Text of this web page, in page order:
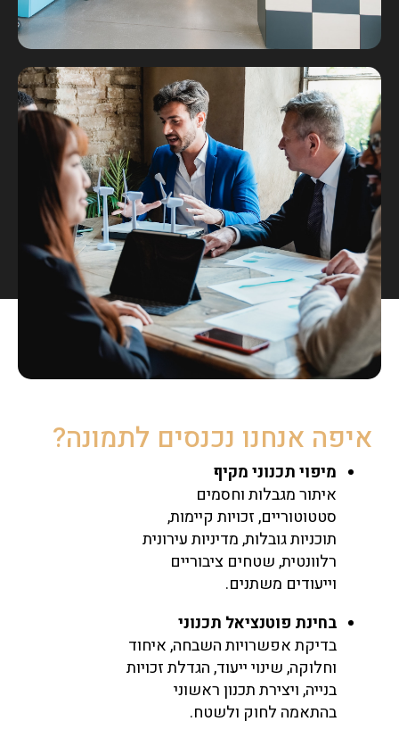
איפה אנחנו נכנסים לתמונה?
מיפוי תכנוני מקיף
איתור מגבלות וחסמים
סטטוטוריים, זכויות קיימות,
תוכניות גובלות, מדיניות עירונית
רלוונטית, שטחים ציבוריים
וייעודים משתנים.
בחינת פוטנציאל תכנוני
בדיקת אפשרויות השבחה, איחוד
וחלוקה, שינוי ייעוד, הגדלת זכויות
בנייה, ויצירת תכנון ראשוני
בהתאמה לחוק ולשטח.